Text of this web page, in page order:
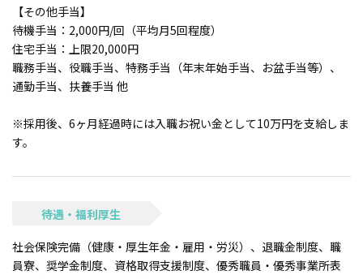
【その他手当】
待機手当：2,000円/回（平均月5回程度）
住宅手当：上限20,000円
職務手当、役職手当、特務手当（年末年始手当、お盆手当等）、
通勤手当、扶養手当 他
※採用後、6ヶ月経過時には入職お祝い金として10万円を支給しま
す。
待遇・福利厚生
社会保険完備（健康・厚生年金・雇用・労災）、退職金制度、職
員寮、奨学金制度、資格取得支援制度、優秀職員・優秀事業所表